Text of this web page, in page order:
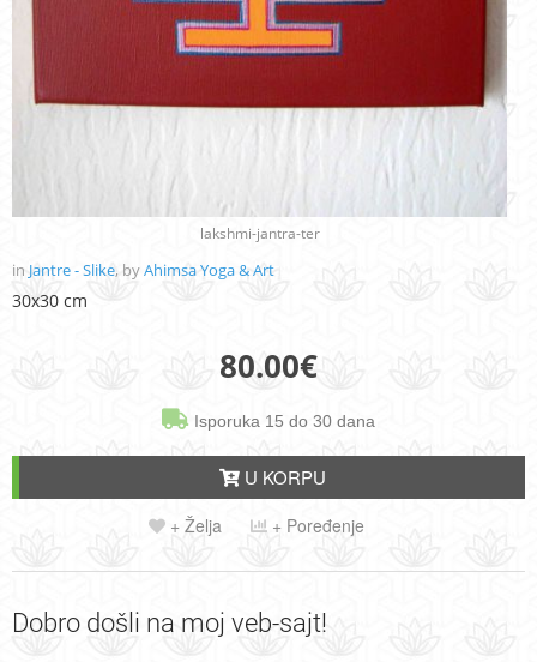
lakshmi-jantra-ter
in Jantre - Slike, byAhimsa Yoga & Art
30x30 cm
80.00€
Isporuka 15 do 30 dana
U KORPU
+ Želja + Poređenje
Dobro došli na moj veb-sajt!